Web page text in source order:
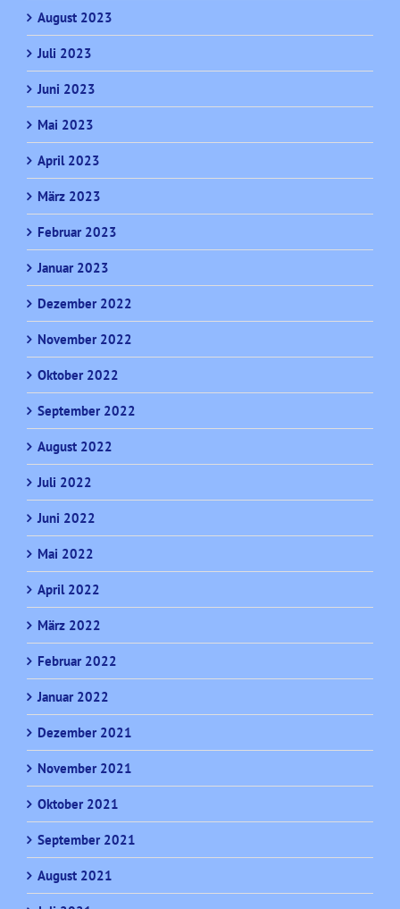
August 2023
Juli 2023
Juni 2023
Mai 2023
April 2023
März 2023
Februar 2023
Januar 2023
Dezember 2022
November 2022
Oktober 2022
September 2022
August 2022
Juli 2022
Juni 2022
Mai 2022
April 2022
März 2022
Februar 2022
Januar 2022
Dezember 2021
November 2021
Oktober 2021
September 2021
August 2021